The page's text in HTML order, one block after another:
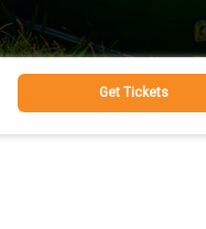
Get Tickets